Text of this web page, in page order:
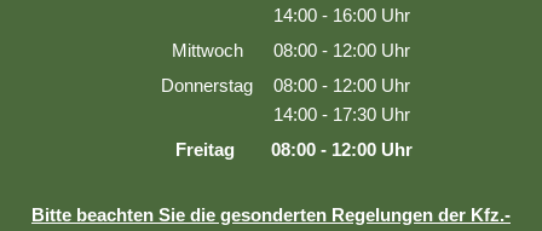
Von 08:00 bis 12:00 Uhr
14:00 - 16:00 Uhr
Von 14:00 bis 16:00 Uhr
Mittwoch 08:00 - 12:00 Uhr
Von 08:00 bis 12:00 Uhr
Donnerstag 08:00 - 12:00 Uhr
Von 08:00 bis 12:00 Uhr
14:00 - 17:30 Uhr
Von 14:00 bis 17:30 Uhr
Freitag 08:00 - 12:00 Uhr
Bitte beachten Sie die gesonderten Regelungen der Kfz.-